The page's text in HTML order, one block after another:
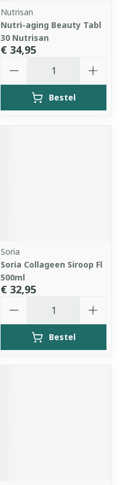
Nutrisan
Nutri-aging Beauty Tabl
30 Nutrisan
€ 34,95
Bestel
Soria
Soria Collageen Siroop Fl
500ml
€ 32,95
Bestel